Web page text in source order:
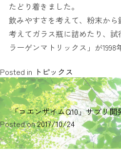
たどり着きました。
飲みやすさを考えて、粉末か
考えてガラス瓶に詰めたり、試
ラーゲンマトリックス」が1998
Posted in トピックス
「コエンザイムQ10」サプリ開
Posted on2017/10/24